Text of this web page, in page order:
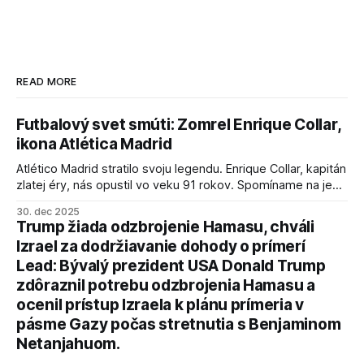
READ MORE
Futbalový svet smúti: Zomrel Enrique Collar,
ikona Atlética Madrid
Atlético Madrid stratilo svoju legendu. Enrique Collar, kapitán
zlatej éry, nás opustil vo veku 91 rokov. Spomíname na jeho
30. dec 2025
Trump žiada odzbrojenie Hamasu, chváli
Izrael za dodržiavanie dohody o prímerí
Lead: Bývalý prezident USA Donald Trump
zdôraznil potrebu odzbrojenia Hamasu a
ocenil prístup Izraela k plánu prímeria v
pásme Gazy počas stretnutia s Benjaminom
Netanjahuom.